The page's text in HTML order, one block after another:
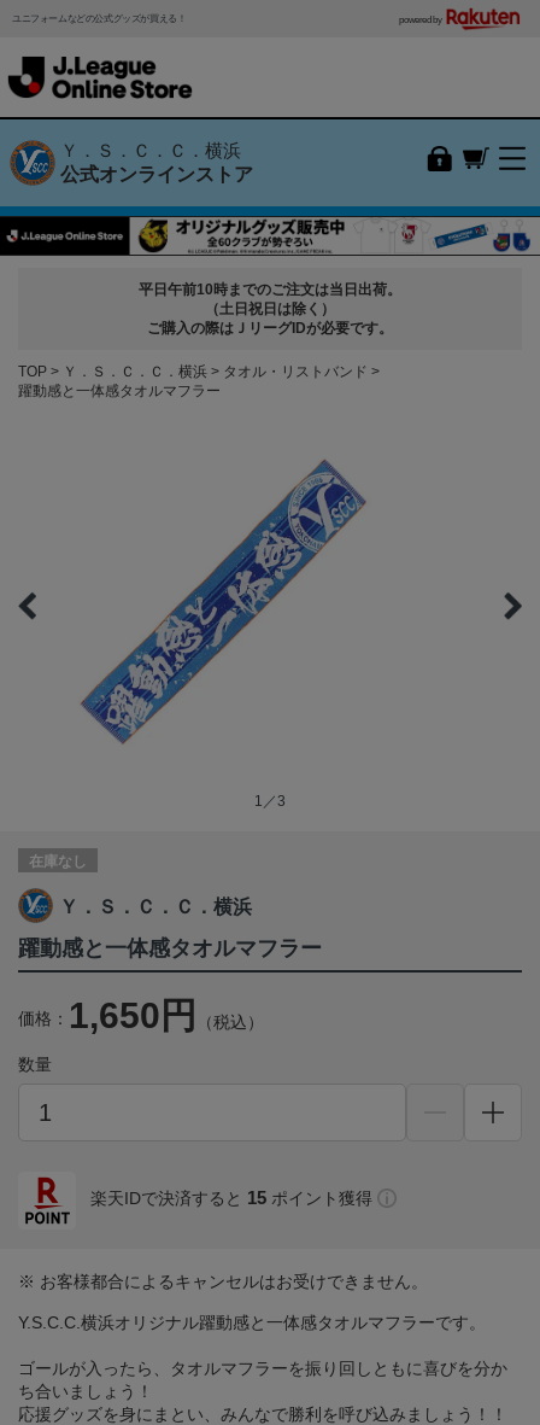
ユニフォームなどの公式グッズが買える！ powered by
Ｙ．Ｓ．Ｃ．Ｃ．横浜
公式オンラインストア
平日午前10時までのご注文は当日出荷。
（土日祝日は除く）
ご購入の際はＪリーグIDが必要です。
TOP Ｙ．Ｓ．Ｃ．Ｃ．横浜
タオル・リストバンド
躍動感と一体感タオルマフラー
1／3
在庫なし
Ｙ．Ｓ．Ｃ．Ｃ．横浜
躍動感と一体感タオルマフラー
価格： 1,650円 （税込）
数量
楽天IDで決済すると 15 ポイント獲得
※ お客様都合によるキャンセルはお受けできません。
Y.S.C.C.横浜オリジナル躍動感と一体感タオルマフラーです。
ゴールが入ったら、タオルマフラーを振り回しともに喜びを分か
ち合いましょう！
応援グッズを身にまとい、みんなで勝利を呼び込みましょう！！